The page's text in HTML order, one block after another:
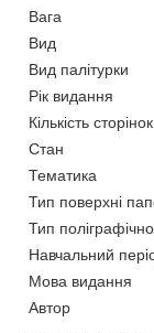
Вага
Вид
Вид палітурки
Рік видання
Кількість сторінок
Стан
Тематика
Тип поверхні
Тип
Навчальний
Мова видання
Автор